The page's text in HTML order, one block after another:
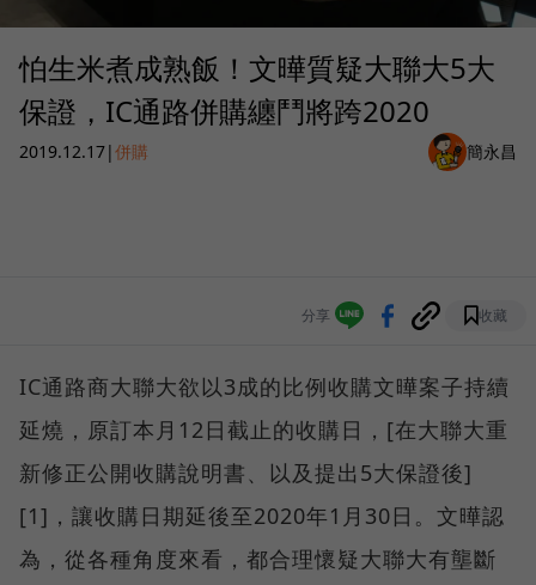
怕生米煮成熟飯！文曄質疑大聯大5大
保證，IC通路併購纏鬥將跨2020
2019.12.17|併購 簡永昌
分享 收藏
IC通路商大聯大欲以3成的比例收購文曄案子持續
延燒，原訂本月12日截止的收購日，[在大聯大重
新修正公開收購說明書、以及提出5大保證後]
[1]，讓收購日期延後至2020年1月30日。文曄認
為，從各種角度來看，都合理懷疑大聯大有壟斷